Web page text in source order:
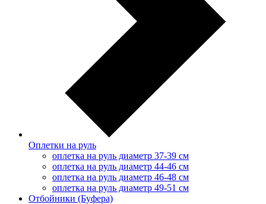
Оплетки на руль
оплетка на руль диаметр 37-39 см
оплетка на руль диаметр 44-46 см
оплетка на руль диаметр 46-48 см
оплетка на руль диаметр 49-51 см
Отбойники (Буфера)